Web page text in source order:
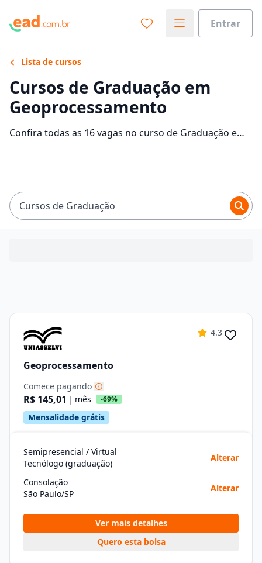
Entrar
Lista de cursos
Cursos de Graduação em
Geoprocessamento
Confira todas as 16 vagas no curso de Graduação em
mensalidades.
Cursos de Graduação
4.3
Geoprocessamento
Comece pagando
R$ 145,01 | mês -69%
Mensalidade grátis
Semipresencial / Virtual
Tecnólogo (graduação)
Alterar
Consolação
São Paulo/SP
Alterar
Ver mais detalhes
Quero esta bolsa